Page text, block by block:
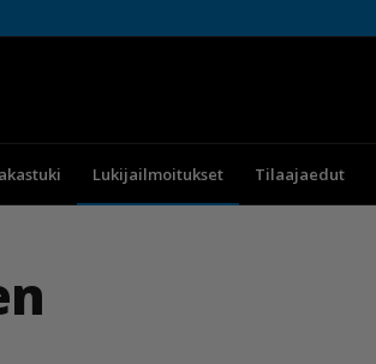
Lukijailmoitukset Tilaajaedut